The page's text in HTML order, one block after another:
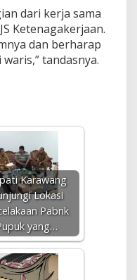
dari kerja sama
Ketenagakerjaan.
dan berharap
tandasnya.
Karawang
Lokasi
Pabrik
yang…